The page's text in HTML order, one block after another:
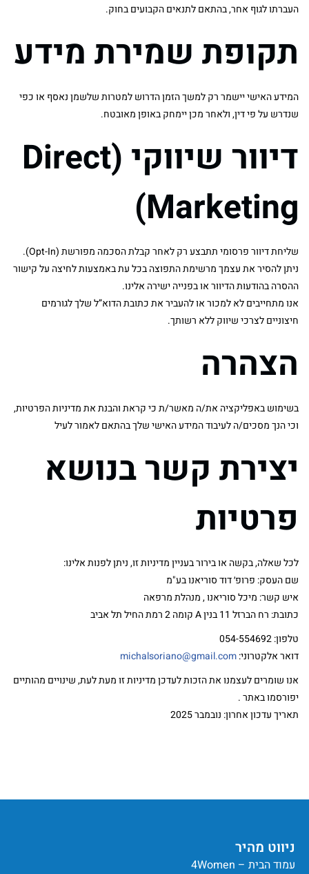
העברתו לגוף אחר, בהתאם לתנאים הקבועים בחוק.
תקופת שמירת מידע
המידע האישי יישמר רק למשך הזמן הדרוש למטרות שלשמן נאסף או כפי
שנדרש על פי דין, ולאחר מכן יימחק באופן מאובטח.
דיוור שיווקי (Direct
Marketing)
שליחת דיוור פרסומי תתבצע רק לאחר קבלת הסכמה מפורשת (Opt-In).
ניתן להסיר את עצמך מרשימת התפוצה בכל עת באמצעות לחיצה על קישור
ההסרה בהודעות הדיוור או בפנייה ישירה אלינו.
אנו מתחייבים לא למכור או להעביר את כתובת הדוא”ל שלך לגורמים
חיצוניים לצרכי שיווק ללא רשותך.
הצהרה
בשימוש באפליקציה את/ה מאשר/ת כי קראת והבנת את מדיניות הפרטיות,
וכי הנך מסכים/ה לעיבוד המידע האישי שלך בהתאם לאמור לעיל
יצירת קשר בנושא
פרטיות
לכל שאלה, בקשה או בירור בעניין מדיניות זו, ניתן לפנות אלינו:
שם העסק: פרופ׳ דוד סוריאנו בע"מ
איש קשר: מיכל סוריאנו , מנהלת מרפאה
כתובת: רח הברזל 11 בנין A קומה 2 רמת החיל תל אביב
טלפון: 054-554692
דואר אלקטרוני:michalsoriano@gmail.com
אנו שומרים לעצמנו את הזכות לעדכן מדיניות זו מעת לעת, שינויים מהותיים
יפורסמו באתר .
תאריך עדכון אחרון: נובמבר 2025
ניווט מהיר
עמוד הבית – 4Women